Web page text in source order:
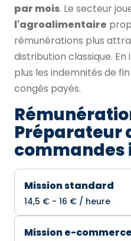
par mois. Le secteur
l'agroalimentaire
rémunérations plus
distribution classique.
plus les indemnités de
congés payés.
Préparateur
Mission standard
14,5 € - 16 € / heure
Mission e-